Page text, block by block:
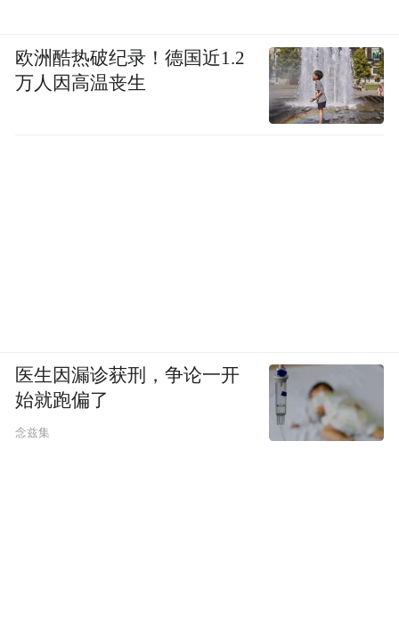
欧洲酷热破纪录！德国近1.2
万人因高温丧生
医生因漏诊获刑，争论一开
始就跑偏了
念兹集